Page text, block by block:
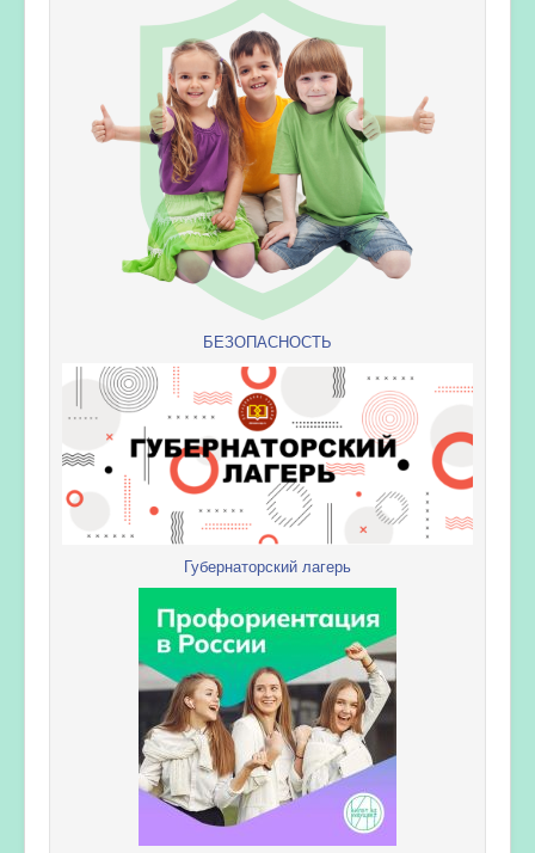
БЕЗОПАСНОСТЬ
Губернаторский лагерь